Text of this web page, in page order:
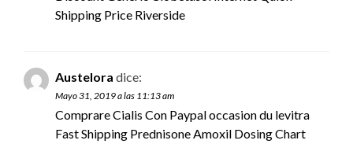
Shipping Price Riverside
Austelora dice:
Mayo 31, 2019 a las 11:13 am
Comprare Cialis Con Paypaloccasion du levitra
Fast Shipping Prednisone Amoxil Dosing Chart